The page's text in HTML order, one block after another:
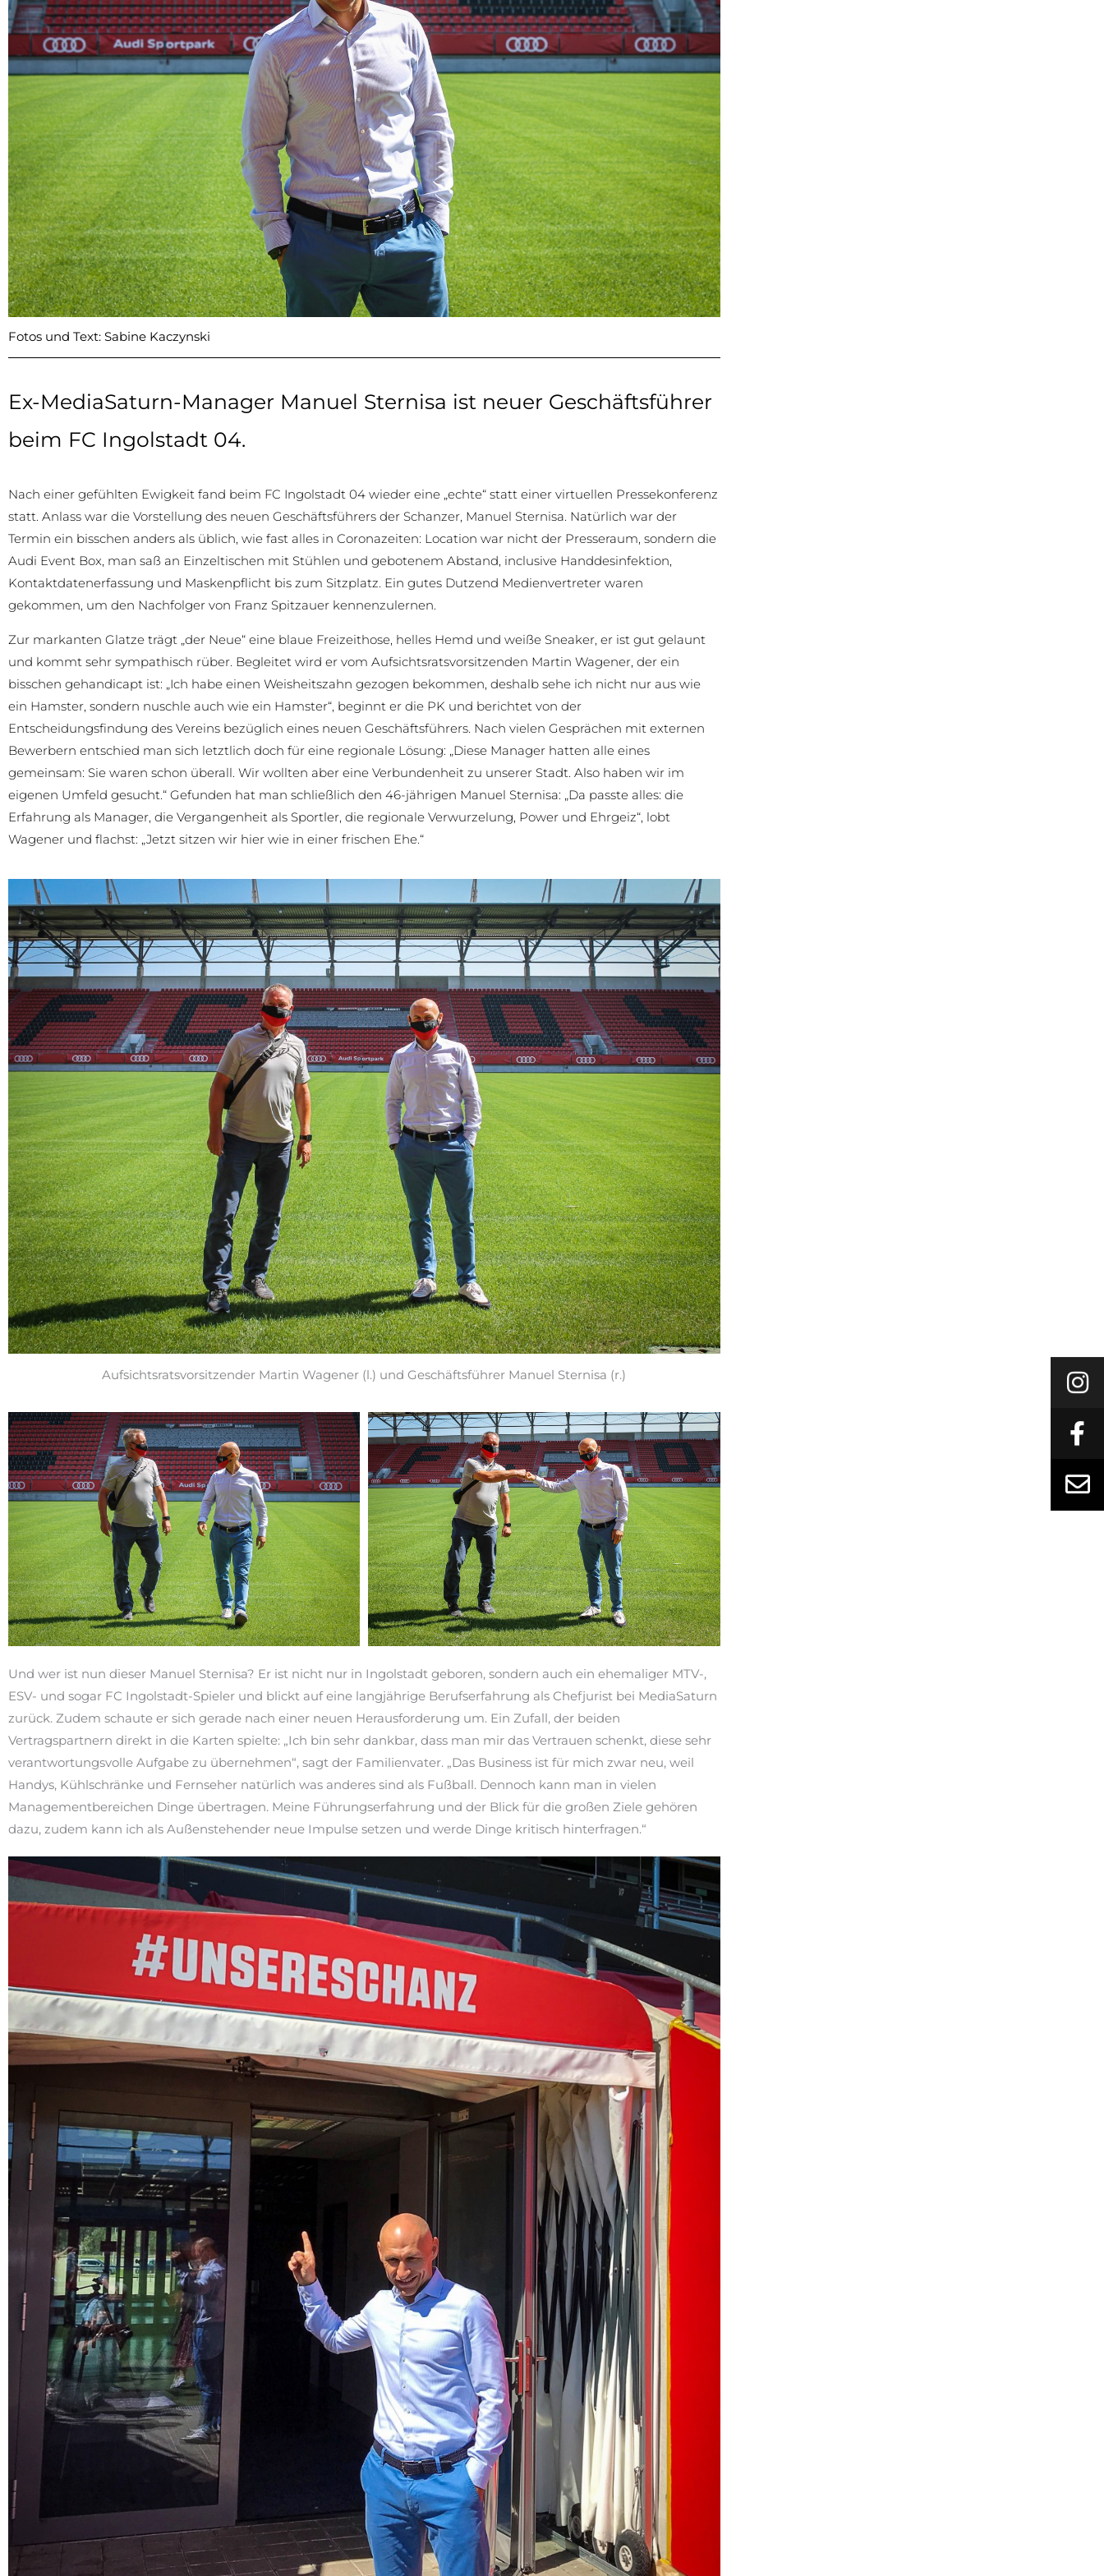
Fotos und Text: Sabine Kaczynski
Ex-MediaSaturn-Manager Manuel Sternisa ist neuer Geschäftsführer
beim FC Ingolstadt 04.
Nach einer gefühlten Ewigkeit fand beim FC Ingolstadt 04 wieder eine „echte“ statt einer virtuellen Pressekonferenz
statt. Anlass war die Vorstellung des neuen Geschäftsführers der Schanzer, Manuel Sternisa. Natürlich war der
Termin ein bisschen anders als üblich, wie fast alles in Coronazeiten: Location war nicht der Presseraum, sondern die
Audi Event Box, man saß an Einzeltischen mit Stühlen und gebotenem Abstand, inclusive Handdesinfektion,
Kontaktdatenerfassung und Maskenpflicht bis zum Sitzplatz. Ein gutes Dutzend Medienvertreter waren
gekommen, um den Nachfolger von Franz Spitzauer kennenzulernen.
Zur markanten Glatze trägt „der Neue“ eine blaue Freizeithose, helles Hemd und weiße Sneaker, er ist gut gelaunt
und kommt sehr sympathisch rüber. Begleitet wird er vom Aufsichtsratsvorsitzenden Martin Wagener, der ein
bisschen gehandicapt ist: „Ich habe einen Weisheitszahn gezogen bekommen, deshalb sehe ich nicht nur aus wie
ein Hamster, sondern nuschle auch wie ein Hamster“, beginnt er die PK und berichtet von der
Entscheidungsfindung des Vereins bezüglich eines neuen Geschäftsführers. Nach vielen Gesprächen mit externen
Bewerbern entschied man sich letztlich doch für eine regionale Lösung: „Diese Manager hatten alle eines
gemeinsam: Sie waren schon überall. Wir wollten aber eine Verbundenheit zu unserer Stadt. Also haben wir im
eigenen Umfeld gesucht.“ Gefunden hat man schließlich den 46-jährigen Manuel Sternisa: „Da passte alles: die
Erfahrung als Manager, die Vergangenheit als Sportler, die regionale Verwurzelung, Power und Ehrgeiz“, lobt
Wagener und flachst: „Jetzt sitzen wir hier wie in einer frischen Ehe.“
Aufsichtsratsvorsitzender Martin Wagener (l.) und Geschäftsführer Manuel Sternisa (r.)
Und wer ist nun dieser Manuel Sternisa? Er ist nicht nur in Ingolstadt geboren, sondern auch ein ehemaliger MTV-,
ESV- und sogar FC Ingolstadt-Spieler und blickt auf eine langjährige Berufserfahrung als Chefjurist bei MediaSaturn
zurück. Zudem schaute er sich gerade nach einer neuen Herausforderung um. Ein Zufall, der beiden
Vertragspartnern direkt in die Karten spielte: „Ich bin sehr dankbar, dass man mir das Vertrauen schenkt, diese sehr
verantwortungsvolle Aufgabe zu übernehmen“, sagt der Familienvater. „Das Business ist für mich zwar neu, weil
Handys, Kühlschränke und Fernseher natürlich was anderes sind als Fußball. Dennoch kann man in vielen
Managementbereichen Dinge übertragen. Meine Führungserfahrung und der Blick für die großen Ziele gehören
dazu, zudem kann ich als Außenstehender neue Impulse setzen und werde Dinge kritisch hinterfragen.“